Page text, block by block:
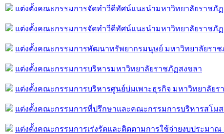
แต่งตั้งคณะกรรมการจัดทำวีดีทัศน์แนะนำมหาวิทยาลัยราชภัฏ
แต่งตั้งคณะกรรมการจัดทำวีดีทัศน์แนะนำมหาวิทยาลัยราชภั
แต่งตั้งคณะกรรมการพัฒนาทรัพยากรมนุษย์ มหาวิทยาลัยราช
แต่งตั้งคณะกรรมการบริหารมหาวิทยาลัยราชภัฏสงขลา
แต่งตั้งคณะกรรมการบริหารศูนย์บ่มเพาะธุรกิจ มหาวิทยาลัยร
แต่งตั้งคณะกรรมการที่ปรึกษาและคณะกรรมการบริหารสโม
แต่งตั้งคณะกรรมการเร่งรัดและติดตามการใช้จ่ายงบประมาณ